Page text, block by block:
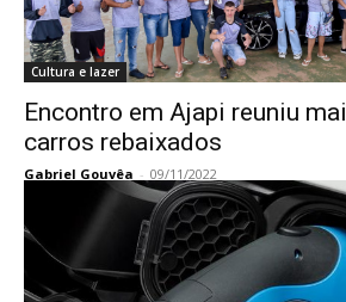
Cultura e lazer
Encontro em Ajapi reuniu
carros rebaixados
Gabriel Gouvêa - 09/11/2022